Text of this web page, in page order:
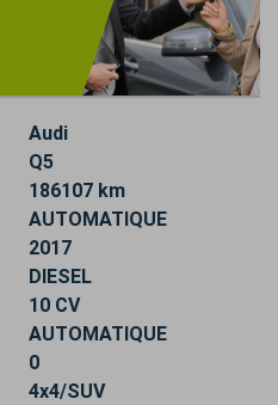
Audi
Q5
186107 km
AUTOMATIQUE
2017
DIESEL
10 CV
AUTOMATIQUE
0
4x4/SUV